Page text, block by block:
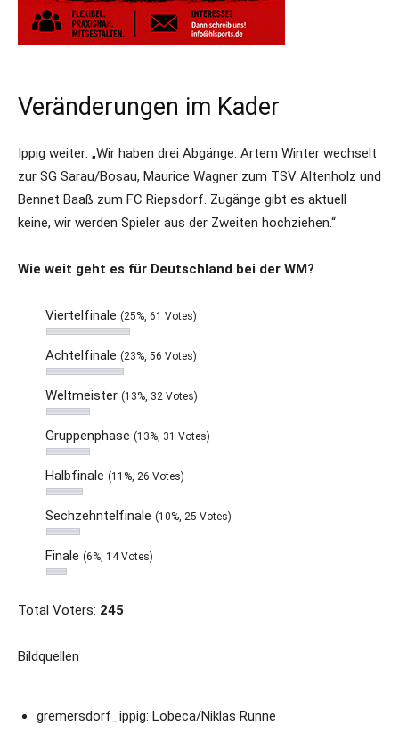
Veränderungen im Kader
Ippig weiter: „Wir haben drei Abgänge. Artem Winter wechselt
zur SG Sarau/Bosau, Maurice Wagner zum TSV Altenholz und
Bennet Baaß zum FC Riepsdorf. Zugänge gibt es aktuell
keine, wir werden Spieler aus der Zweiten hochziehen.“
Wie weit geht es für Deutschland bei der WM?
Viertelfinale (25%, 61 Votes)
Achtelfinale (23%, 56 Votes)
Weltmeister (13%, 32 Votes)
Gruppenphase (13%, 31 Votes)
Halbfinale (11%, 26 Votes)
Sechzehntelfinale (10%, 25 Votes)
Finale (6%, 14 Votes)
Total Voters: 245
Bildquellen
gremersdorf_ippig: Lobeca/Niklas Runne